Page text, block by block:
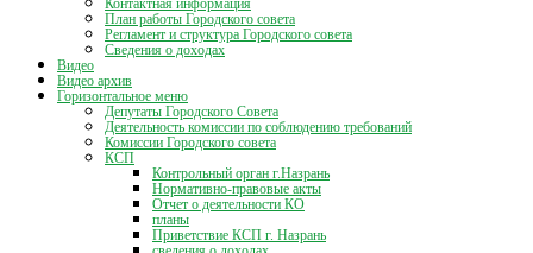
Контактная информация
План работы Городского совета
Регламент и структура Городского совета
Сведения о доходах
Видео
Видео архив
Горизонтальное меню
Депутаты Городского Совета
Деятельность комиссии по соблюдению требований
Комиссии Городского совета
КСП
Контрольный орган г.Назрань
Нормативно-правовые акты
Отчет о деятельности КО
планы
Приветствие КСП г. Назрань